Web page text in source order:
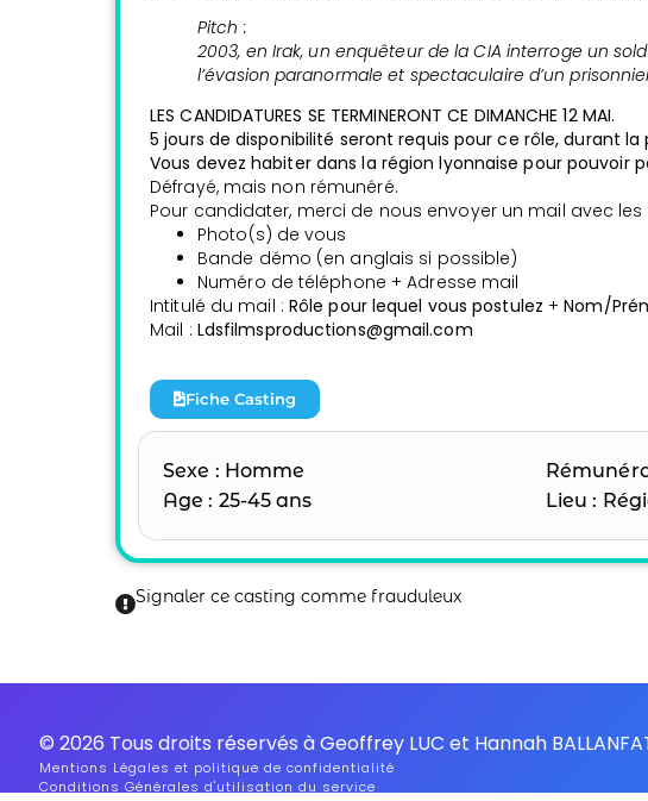
Pitch :
2003, en Irak, un enquêteur de la CIA interroge un
l’évasion paranormale et spectaculaire d’un
LES CANDIDATURES SE TERMINERONT CE DIMANCHE 12 MAI.
5 jours de disponibilité seront requis pour ce rôle, durant
Vous devez habiter dans la région lyonnaise pour pouvoir
Défrayé, mais non rémunéré.
Pour candidater, merci de nous envoyer un mail avec
Photo(s) de vous
Bande démo (en anglais si possible)
Numéro de téléphone + Adresse mail
Intitulé du mail : Rôle pour lequel vous postulez +Nom/
Mail : Ldsfilmsproductions@gmail.com
Fiche Casting
Sexe : Homme
Age : 25-45 ans
Lieu :
Signaler ce casting comme frauduleux
© 2026 Tous droits réservés à Geoffrey LUC et Hannah
Mentions Légales et politique de confidentialité
Conditions Générales d'utilisation du service